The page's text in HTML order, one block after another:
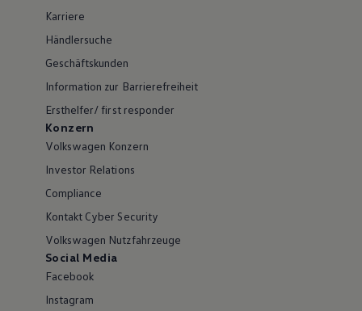
Karriere
Händlersuche
Geschäftskunden
Information zur Barrierefreiheit
Ersthelfer/ first responder
Konzern
Volkswagen Konzern
Investor Relations
Compliance
Kontakt Cyber Security
Volkswagen Nutzfahrzeuge
Social Media
Facebook
Instagram